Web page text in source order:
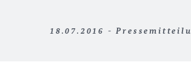
18.07.2016 -